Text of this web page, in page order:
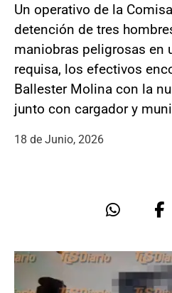
Un operativo de la
detención de tres
maniobras peligrosas en
requisa, los efectivos
Ballester Molina con la
junto con cargador y
18 de Junio, 2026